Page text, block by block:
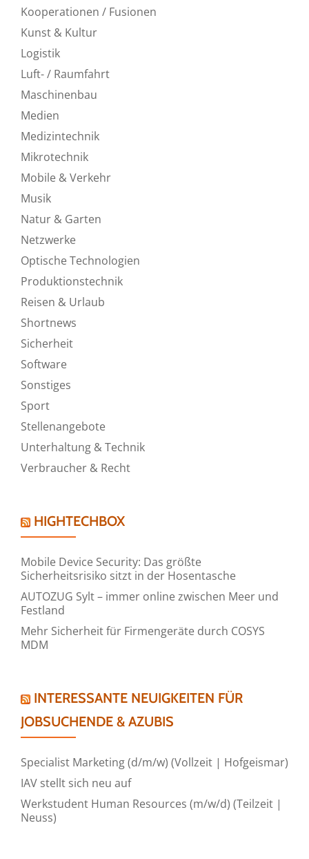
Kooperationen / Fusionen
Kunst & Kultur
Logistik
Luft- / Raumfahrt
Maschinenbau
Medien
Medizintechnik
Mikrotechnik
Mobile & Verkehr
Musik
Natur & Garten
Netzwerke
Optische Technologien
Produktionstechnik
Reisen & Urlaub
Shortnews
Sicherheit
Software
Sonstiges
Sport
Stellenangebote
Unterhaltung & Technik
Verbraucher & Recht
HIGHTECHBOX
Mobile Device Security: Das größte
Sicherheitsrisiko sitzt in der Hosentasche
AUTOZUG Sylt – immer online zwischen Meer und
Festland
Mehr Sicherheit für Firmengeräte durch COSYS
MDM
INTERESSANTE NEUIGKEITEN FÜR
JOBSUCHENDE & AZUBIS
Specialist Marketing (d/m/w) (Vollzeit | Hofgeismar)
IAV stellt sich neu auf
Werkstudent Human Resources (m/w/d) (Teilzeit |
Neuss)